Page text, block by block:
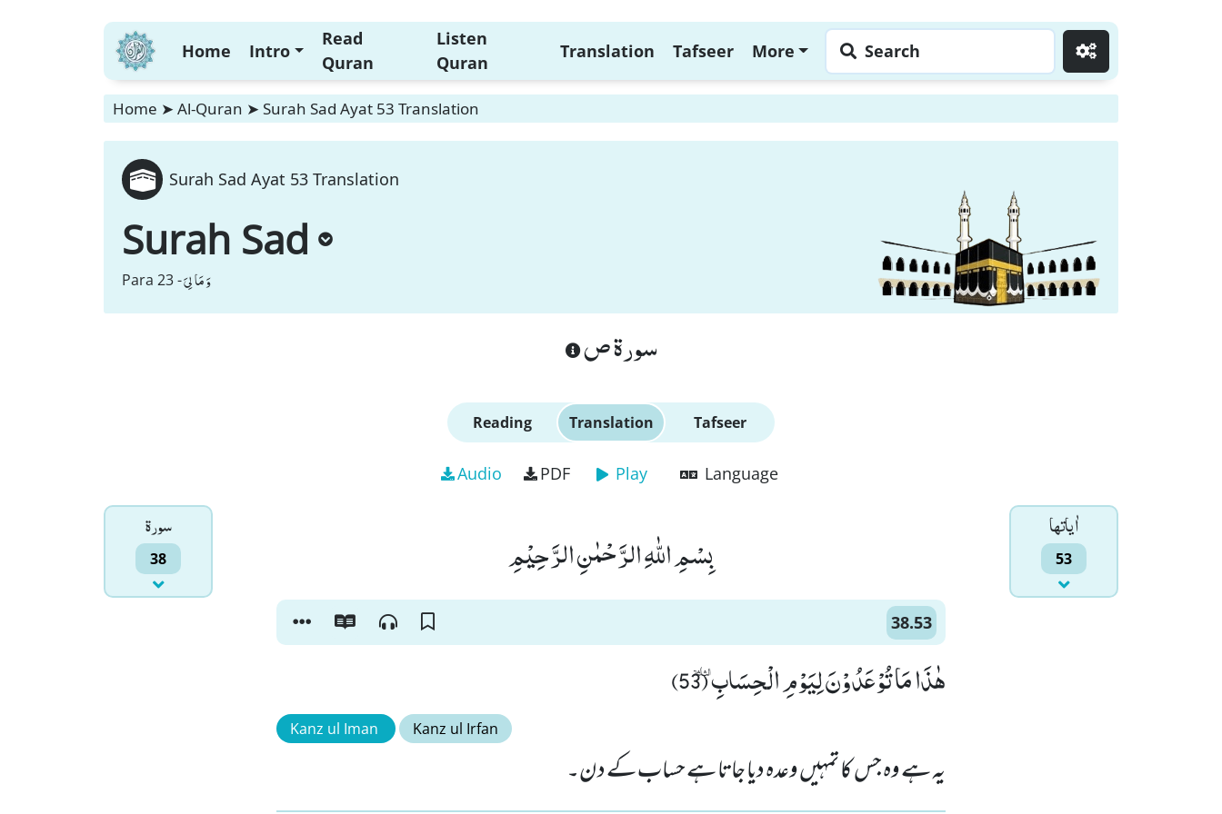
Home Intro
Read
Quran
Listen
Quran
Translation Tafseer More Search
Home ➤ Al-Quran ➤ Surah Sad Ayat 53 Translation
Surah Sad Ayat 53 Translation
Surah Sad
Para 23 -وَ مَا لِیَ
سورة ص
Reading Translation Tafseer
Audio PDF Play Language
سورۃ
38
اٰياتها
53 بِسْمِ اللّٰهِ الرَّحْمٰنِ الرَّحِیْمِ
38.53
هٰذَا مَا تُوْعَدُوْنَ لِیَوْمِ الْحِسَابِٝ (53)
Kanz ul Iman Kanz ul Irfan
یہ ہے وہ جس کا تمہیں وعدہ دیا جاتا ہے حساب کے دن۔